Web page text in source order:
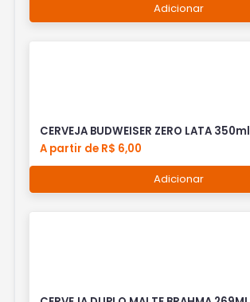
Adicionar
CERVEJA BUDWEISER ZERO LATA 350ml
A partir de R$ 6,00
Adicionar